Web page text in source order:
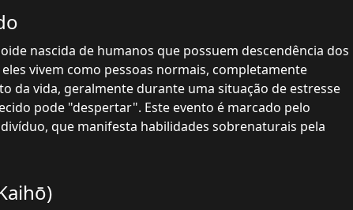
nascida de humanos que possuem descendência dos
vivem como pessoas normais, completamente
da vida, geralmente durante uma situação de estresse
pode "despertar". Este evento é marcado pelo
que manifesta habilidades sobrenaturais pela